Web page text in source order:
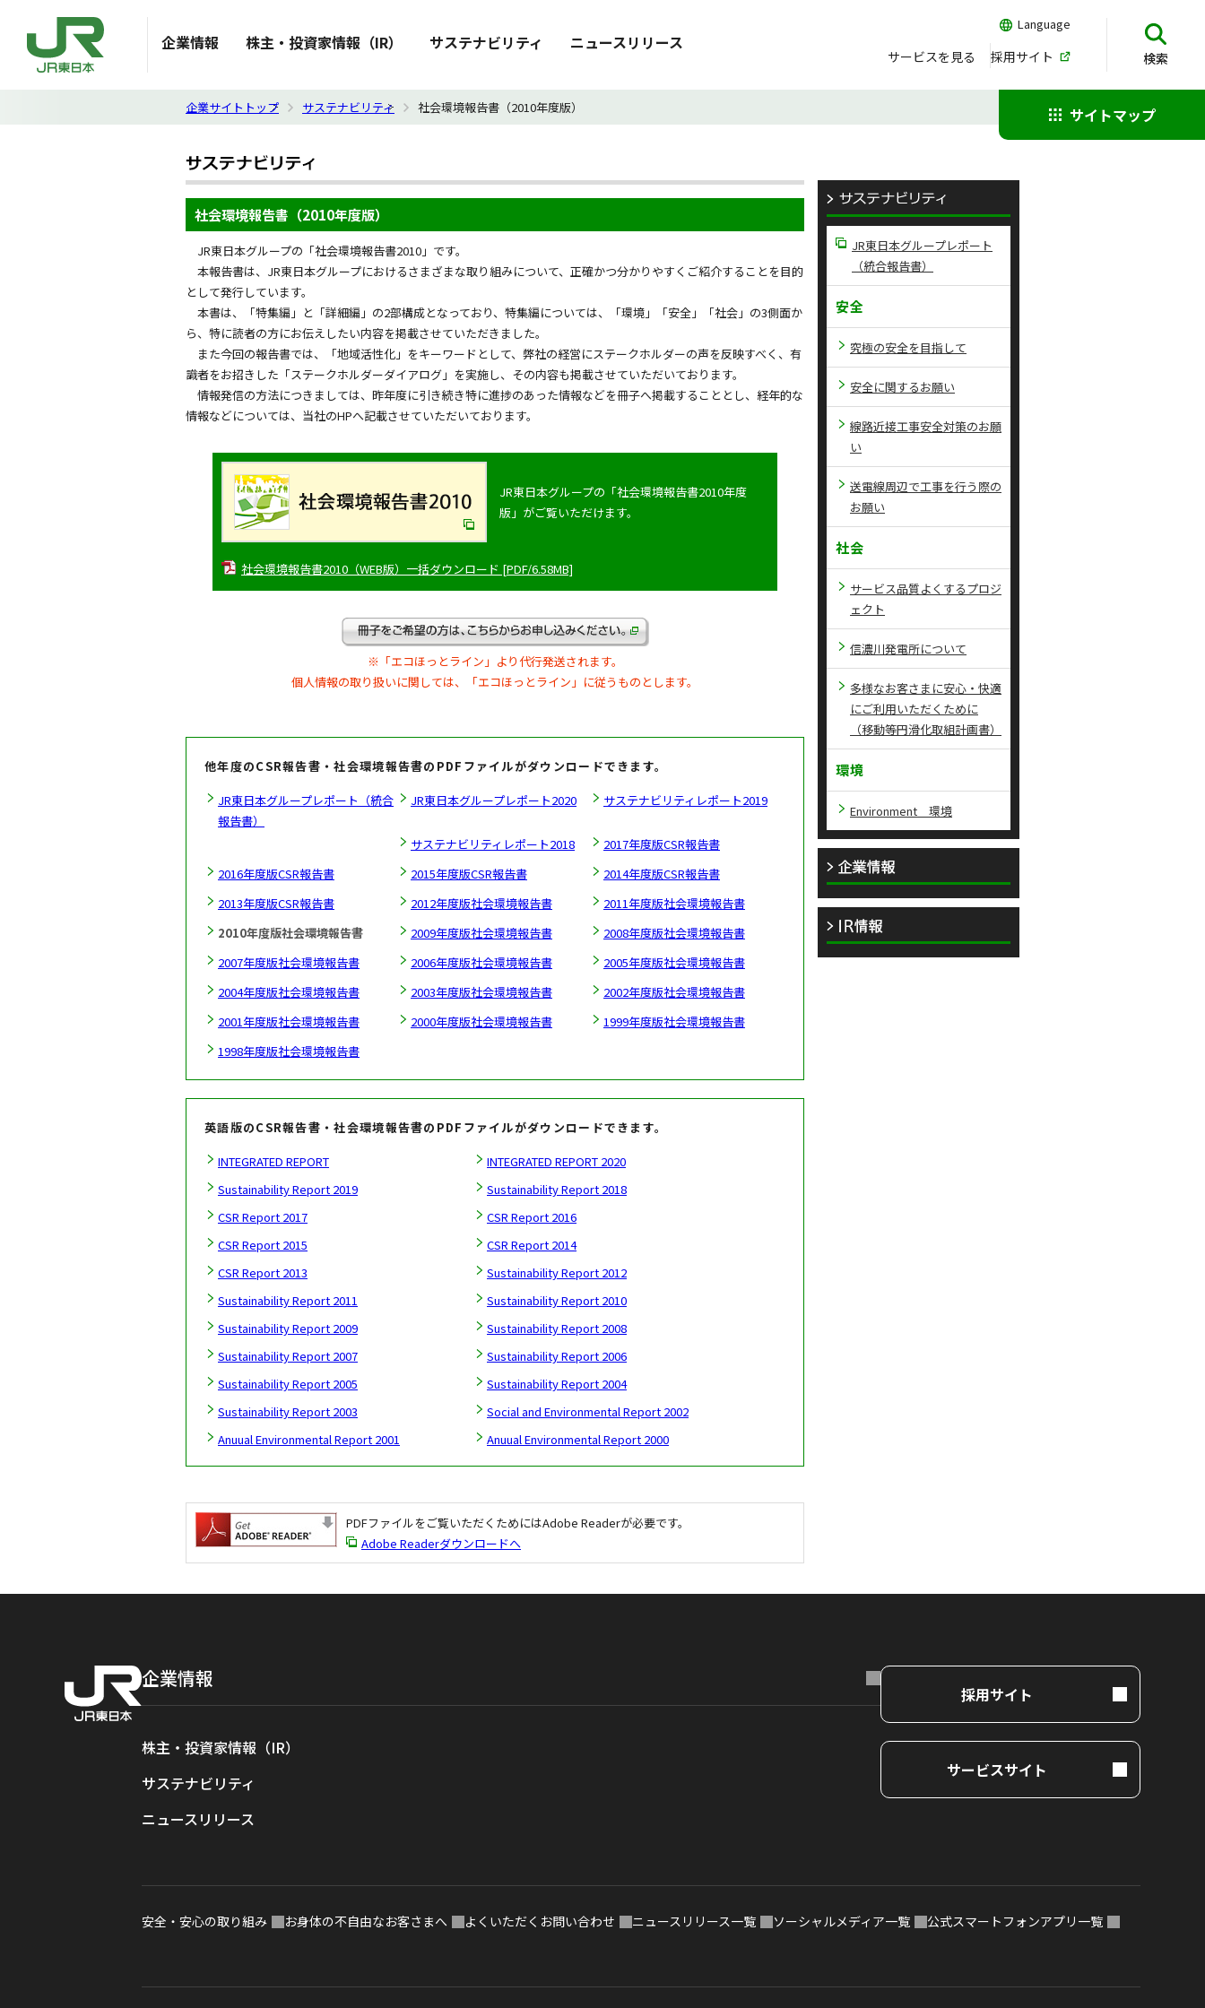
企業情報 株主・投資家情報（IR） サステナビリティ ニュースリリース
サービスを見る 採用サイト
Language
検索
サイトマップ
企業サイトトップ サステナビリティ 社会環境報告書（2010年度版）
社会環境報告書（2010年度版）
JR東日本グループの「社会環境報告書2010」です。
本報告書は、JR東日本グループにおけるさまざまな取り組みについて、正確かつ分かりやすくご紹介することを目的
として発行しています。
本書は、「特集編」と「詳細編」の2部構成となっており、特集編については、「環境」「安全」「社会」の3側面か
ら、特に読者の方にお伝えしたい内容を掲載させていただきました。
また今回の報告書では、「地域活性化」をキーワードとして、弊社の経営にステークホルダーの声を反映すべく、有
識者をお招きした「ステークホルダーダイアログ」を実施し、その内容も掲載させていただいております。
情報発信の方法につきましては、昨年度に引き続き特に進捗のあった情報などを冊子へ掲載することとし、経年的な
情報などについては、当社のHPへ記載させていただいております。
JR東日本グループの「社会環境報告書2010年度
版」がご覧いただけます。
社会環境報告書2010（WEB版）一括ダウンロード [PDF/6.58MB]
※「エコほっとライン」より代行発送されます。
個人情報の取り扱いに関しては、「エコほっとライン」に従うものとします。
他年度のCSR報告書・社会環境報告書のPDFファイルがダウンロードできます。
JR東日本グループレポート（統合
報告書）
JR東日本グループレポート2020 サステナビリティレポート2019
サステナビリティレポート2018
2017年度版CSR報告書
2016年度版CSR報告書
2015年度版CSR報告書
2014年度版CSR報告書
2013年度版CSR報告書
2012年度版社会環境報告書
2011年度版社会環境報告書
2010年度版社会環境報告書
2009年度版社会環境報告書
2008年度版社会環境報告書
2007年度版社会環境報告書
2006年度版社会環境報告書
2005年度版社会環境報告書
2004年度版社会環境報告書
2003年度版社会環境報告書
2002年度版社会環境報告書
2001年度版社会環境報告書
2000年度版社会環境報告書
1999年度版社会環境報告書
1998年度版社会環境報告書
英語版のCSR報告書・社会環境報告書のPDFファイルがダウンロードできます。
INTEGRATED REPORT
INTEGRATED REPORT 2020
Sustainability Report 2019
Sustainability Report 2018
CSR Report 2017
CSR Report 2016
CSR Report 2015
CSR Report 2014
CSR Report 2013
Sustainability Report 2012
Sustainability Report 2011
Sustainability Report 2010
Sustainability Report 2009
Sustainability Report 2008
Sustainability Report 2007
Sustainability Report 2006
Sustainability Report 2005
Sustainability Report 2004
Sustainability Report 2003
Social and Environmental Report 2002
Anuual Environmental Report 2001
Anuual Environmental Report 2000
PDFファイルをご覧いただくためにはAdobe Readerが必要です。
Adobe Readerダウンロードへ
JR東日本グループレポート
（統合報告書）
安全
究極の安全を目指して
安全に関するお願い
線路近接工事安全対策のお願
い
送電線周辺で工事を行う際の
お願い
社会
サービス品質よくするプロジ
ェクト
信濃川発電所について
多様なお客さまに安心・快適
にご利用いただくために
（移動等円滑化取組計画書）
環境
Environment 環境
企業情報
株主・投資家情報（IR）
サステナビリティ
ニュースリリース
採用サイト
サービスサイト
安全・安心の取り組み お身体の不自由なお客さまへ よくいただくお問い合わせ ニュースリリース一覧 ソーシャルメディア一覧 公式スマートフォンアプリ一覧